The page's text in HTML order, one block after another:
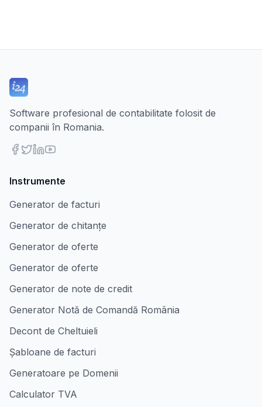
Software profesional de contabilitate folosit de
companii în Romania.
Instrumente
Generator de facturi
Generator de chitanțe
Generator de oferte
Generator de oferte
Generator de note de credit
Generator Notă de Comandă România
Decont de Cheltuieli
Șabloane de facturi
Generatoare pe Domenii
Calculator TVA